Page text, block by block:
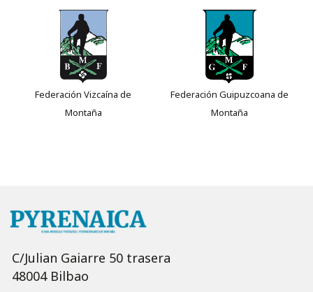
Federación Vizcaína de
Montaña
Federación Guipuzcoana de
Montaña
C/Julian Gaiarre 50 trasera
48004 Bilbao